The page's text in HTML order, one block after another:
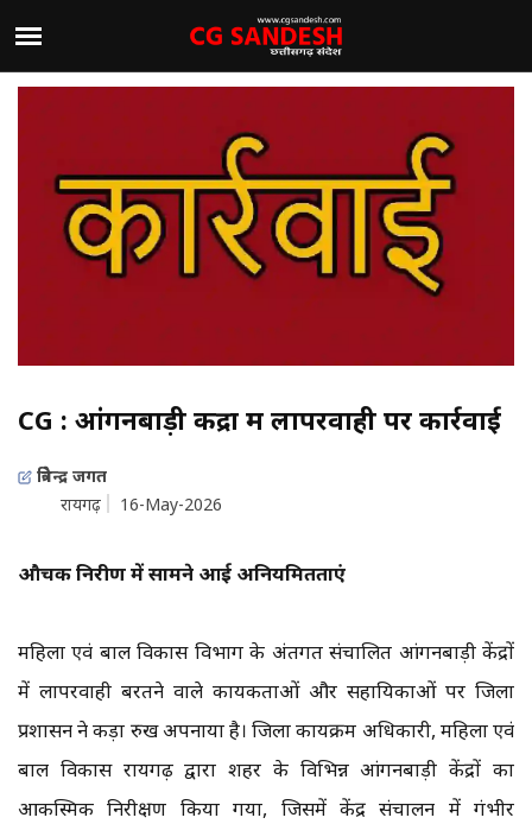
CG : आंगनबाड़ी केंद्रों में लापरवाही पर कार्रवाई
त्रिवेन्द्र जगत
रायगढ़
16-May-2026
औचक निरीक्षण में सामने आई अनियमितताएं
महिला एवं बाल विकास विभाग के अंतर्गत संचालित आंगनबाड़ी केंद्रों
में लापरवाही बरतने वाले कार्यकर्ताओं और सहायिकाओं पर जिला
प्रशासन ने कड़ा रुख अपनाया है। जिला कार्यक्रम अधिकारी, महिला एवं
बाल विकास रायगढ़ द्वारा शहर के विभिन्न आंगनबाड़ी केंद्रों का
आकस्मिक निरीक्षण किया गया, जिसमें केंद्र संचालन में गंभीर